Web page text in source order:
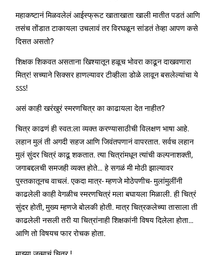
महाकष्टानं मिळवलेलं आईस्फ्रूट खाताखाता खाली मातीत पडतं आणि
तसंच तोंडात टाकायला उचलावं तर विरघळून सांडतं तेव्हा आपण कसे
दिसत असतो?
शिक्षक शिकवत असताना खिश्यातून हळूच भोवरा काढून दाखवणारा
मित्र! सच्याने सिक्सर हाणल्यावर टीव्हीला डोळे लावून बसलेल्यांचा ये
ऽऽऽ!
असं काही खरंखुरं स्मरणचित्र का काढायला देत नाहीत?
चित्र काढणं ही स्वत:ला व्यक्त करण्यासाठीची विलक्षण भाषा आहे.
लहान मुलं ती अगदी सहज आणि जिवंतपणानं वापरतात. सर्वच लहान
मुलं सुंदर चित्रं काढू शकतात. त्या चित्रांमधून त्यांची कल्पनाशक्ती,
जगाबद्दलची समजही व्यक्त होते… हे सगळं मी मोठी झाल्यावर
पुस्तकातूनच वाचलं. एकदा मात्र- म्हणजे मोठेपणीच- मुलांमुलींनी
काढलेली काही वेगळीच स्मरणचित्रं मला बघायला मिळाली. ही चित्रं
सुंदर होती, मुख्य म्हणजे बोलकी होती. मात्र चित्रकलेच्या तासाला ती
काढलेली नसली तरी या चित्रांनाही शिक्षकांनी विषय दिलेला होता…
आणि तो विषयच फार रोचक होता.